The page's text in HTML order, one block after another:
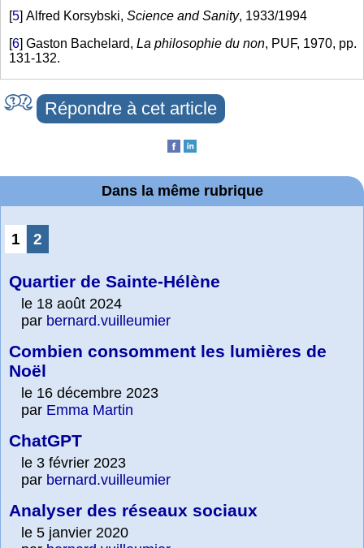
[5] Alfred Korsybski, Science and Sanity, 1933/1994
[6] Gaston Bachelard, La philosophie du non, PUF, 1970, pp.
131-132.
Répondre à cet article
Dans la même rubrique
1 2
Quartier de Sainte-Hélène
le 18 août 2024
par bernard.vuilleumier
Combien consomment les lumières de
Noël
le 16 décembre 2023
par Emma Martin
ChatGPT
le 3 février 2023
par bernard.vuilleumier
Analyser des réseaux sociaux
le 5 janvier 2020